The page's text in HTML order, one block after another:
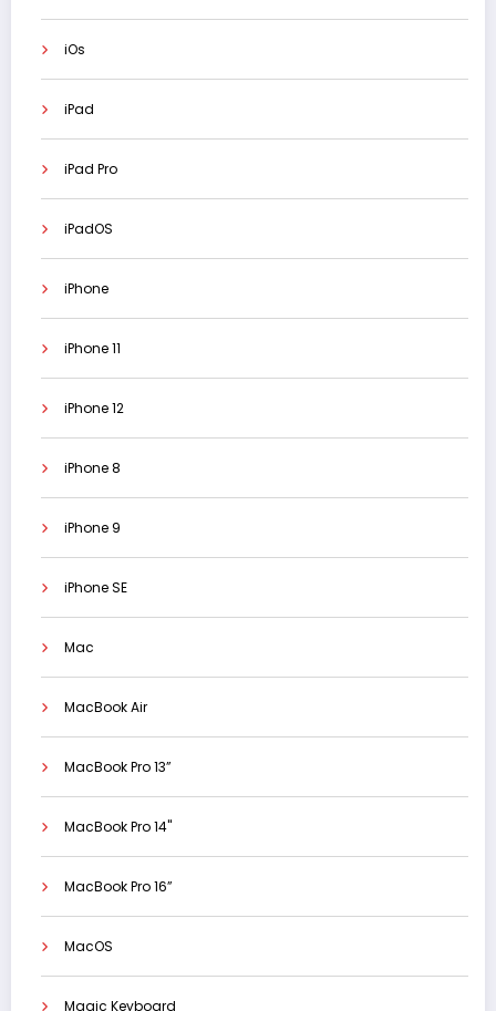
iOs
iPad
iPad Pro
iPadOS
iPhone
iPhone 11
iPhone 12
iPhone 8
iPhone 9
iPhone SE
Mac
MacBook Air
MacBook Pro 13”
MacBook Pro 14"
MacBook Pro 16”
MacOS
Magic Keyboard